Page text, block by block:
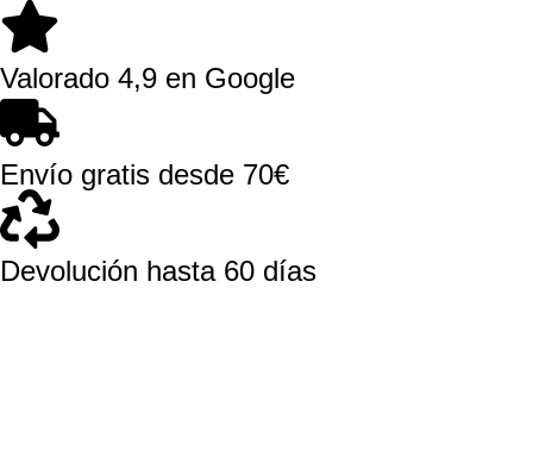
Valorado 4,9 en Google
Envío gratis desde 70€
Devolución hasta 60 días